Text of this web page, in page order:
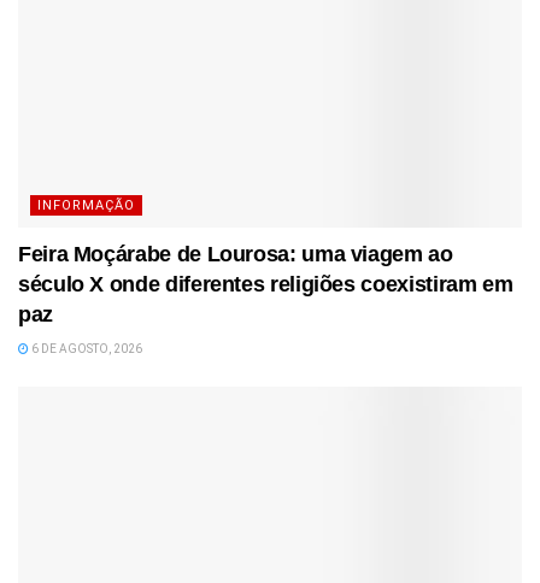
INFORMAÇÃO
Feira Moçárabe de Lourosa: uma viagem ao
século X onde diferentes religiões coexistiram em
paz
6 DE AGOSTO, 2026